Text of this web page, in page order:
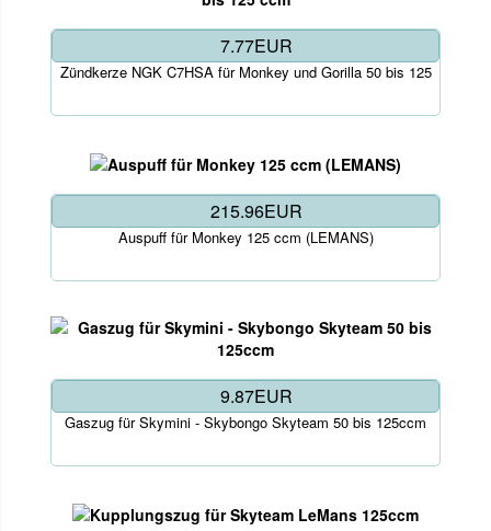
7.77EUR
Zündkerze NGK C7HSA für Monkey und Gorilla 50 bis 125
215.96EUR
Auspuff für Monkey 125 ccm (LEMANS)
9.87EUR
Gaszug für Skymini - Skybongo Skyteam 50 bis 125ccm